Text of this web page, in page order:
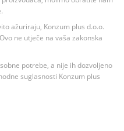
ažuriraju, Konzum plus d.o.o.
ne utječe na vaša zakonska
potrebe, a nije ih dozvoljeno
suglasnosti Konzum plus